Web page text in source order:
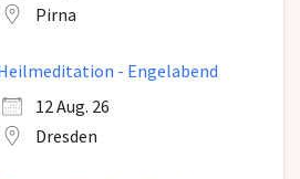
Pirna
- Engelabend
12 Aug. 26
Dresden